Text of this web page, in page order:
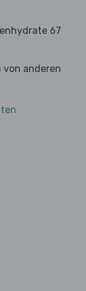
67
von anderen